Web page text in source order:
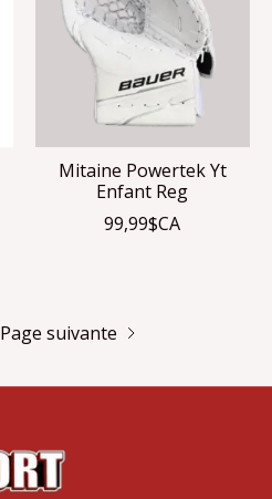
Mitaine Powertek Yt
Enfant Reg
99,99$CA
Page suivante